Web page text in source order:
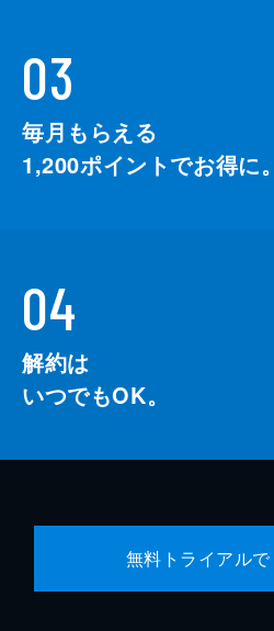
03
毎月もらえる
1,200ポイントでお得に。
04
解約は
いつでもOK。
無料トライアル